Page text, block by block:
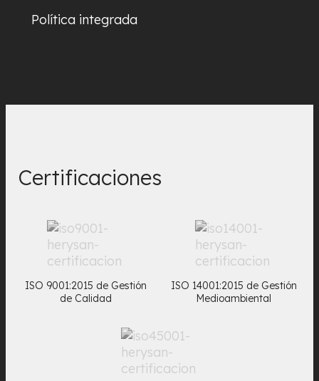
Política integrada
Certificaciones
ISO 9001:2015 de Gestión
de Calidad
ISO 14001:2015 de Gestión
Medioambiental